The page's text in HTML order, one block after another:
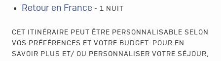
Retour en France - 1 NUIT
CET ITINÉRAIRE PEUT ÊTRE PERSONNALISABLE SELON
VOS PRÉFÉRENCES ET VOTRE BUDGET. POUR EN
SAVOIR PLUS ET/ OU PERSONNALISER VOTRE SÉJOUR,